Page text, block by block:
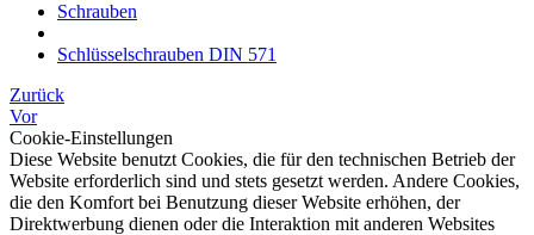
Schrauben
Schlüsselschrauben DIN 571
Zurück
Vor
Cookie-Einstellungen
Diese Website benutzt Cookies, die für den technischen Betrieb der
Website erforderlich sind und stets gesetzt werden. Andere Cookies,
die den Komfort bei Benutzung dieser Website erhöhen, der
Direktwerbung dienen oder die Interaktion mit anderen Websites